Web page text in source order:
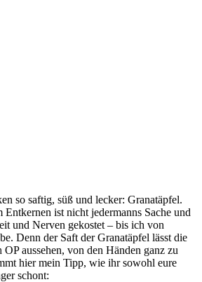
so saftig, süß und lecker: Granatäpfel.
ist nicht jedermanns Sache und
und Nerven gekostet – bis ich von
Denn der Saft der Granatäpfel lässt die
aussehen, von den Händen ganz zu
hier mein Tipp, wie ihr sowohl eure
schont: